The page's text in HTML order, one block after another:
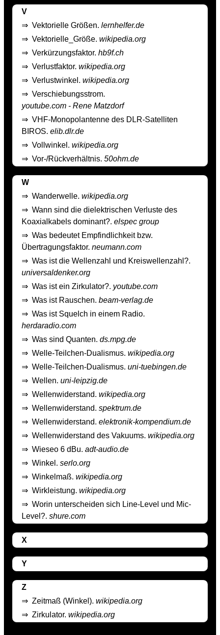
V
⇒ Vektorielle Größen. lernhelfer.de
⇒ Vektorielle_Größe. wikipedia.org
⇒ Verkürzungsfaktor. hb9f.ch
⇒ Verlustfaktor. wikipedia.org
⇒ Verlustwinkel. wikipedia.org
⇒ Verschiebungsstrom.
youtube.com - Rene Matzdorf
⇒ VHF-Monopolantenne des DLR-Satelliten
BIROS. elib.dlr.de
⇒ Vollwinkel. wikipedia.org
⇒ Vor-/Rückverhältnis. 50ohm.de
W
⇒ Wanderwelle. wikipedia.org
⇒ Wann sind die dielektrischen Verluste des
Koaxialkabels dominant?. elspec group
⇒ Was bedeutet Empfindlichkeit bzw.
Übertragungsfaktor. neumann.com
⇒ Was ist die Wellenzahl und Kreiswellenzahl?.
universaldenker.org
⇒ Was ist ein Zirkulator?. youtube.com
⇒ Was ist Rauschen. beam-verlag.de
⇒ Was ist Squelch in einem Radio.
herdaradio.com
⇒ Was sind Quanten. ds.mpg.de
⇒ Welle-Teilchen-Dualismus. wikipedia.org
⇒ Welle-Teilchen-Dualismus. uni-tuebingen.de
⇒ Wellen. uni-leipzig.de
⇒ Wellenwiderstand. wikipedia.org
⇒ Wellenwiderstand. spektrum.de
⇒ Wellenwiderstand. elektronik-kompendium.de
⇒ Wellenwiderstand des Vakuums. wikipedia.org
⇒ Wieseo 6 dBu. adt-audio.de
⇒ Winkel. serlo.org
⇒ Winkelmaß. wikipedia.org
⇒ Wirkleistung. wikipedia.org
⇒ Worin unterscheiden sich Line-Level und Mic-
Level?. shure.com
X
Y
Z
⇒ Zeitmaß (Winkel). wikipedia.org
⇒ Zirkulator. wikipedia.org